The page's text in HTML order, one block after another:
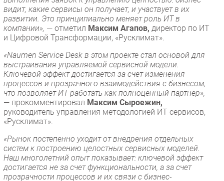
видит, какие сервисы он получает, и участвует в их
развитии. Это принципиально меняет роль ИТ в
компании», — отметил Максим Агапов, директор по ИТ
и Цифровой Трансформации, «Русклимат».
«Naumen Service Desk в этом проекте стал основой для
выстраивания управляемой сервисной модели.
Ключевой эффект достигается за счет изменения
процессов и прозрачного взаимодействия с бизнесом,
что позволяет ИТ работать как полноценный партнер»,
— прокомментировал Максим Сыроежин,
руководитель управления методологией ИТ сервисов,
«Русклимат».
«Рынок постепенно уходит от внедрения отдельных
систем к построению целостных сервисных моделей.
Наш многолетний опыт показывает: ключевой эффект
достигается не за счет функциональности, а за счет
прозрачности процессов и их связи с бизнес-